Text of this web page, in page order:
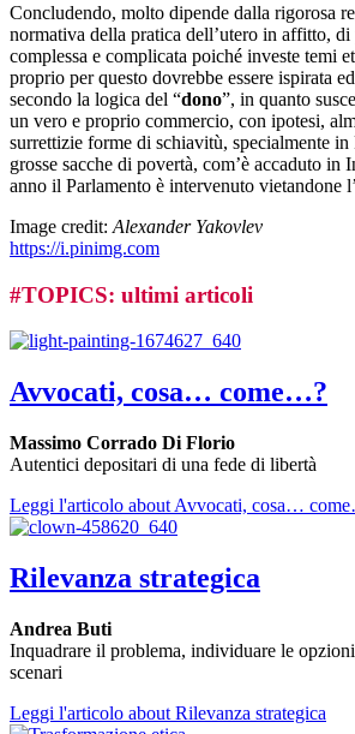
Concludendo, molto dipende dalla rigorosa
normativa della pratica dell’utero in affitto, di
complessa e complicata poiché investe temi
proprio per questo dovrebbe essere ispirata
secondo la logica del “dono”, in quanto
un vero e proprio commercio, con ipotesi,
surrettizie forme di schiavitù, specialmente in
grosse sacche di povertà, com’è accaduto in
anno il Parlamento è intervenuto vietandone
Image credit: Alexander Yakovlev
https://i.pinimg.com
#TOPICS: ultimi articoli
Avvocati, cosa… come…?
Massimo Corrado Di Florio
Autentici depositari di una fede di libertà
Leggi l'articolo about Avvocati, cosa…
Rilevanza strategica
Andrea Buti
Inquadrare il problema, individuare le
scenari
Leggi l'articolo about Rilevanza strategica